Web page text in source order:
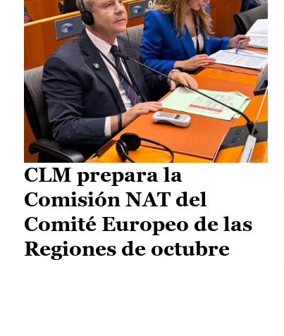
CLM prepara la
Comisión NAT del
Comité Europeo de las
Regiones de octubre